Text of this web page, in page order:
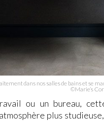
dans nos salles de bains et se
©Marie’s
ou un bureau,
plus